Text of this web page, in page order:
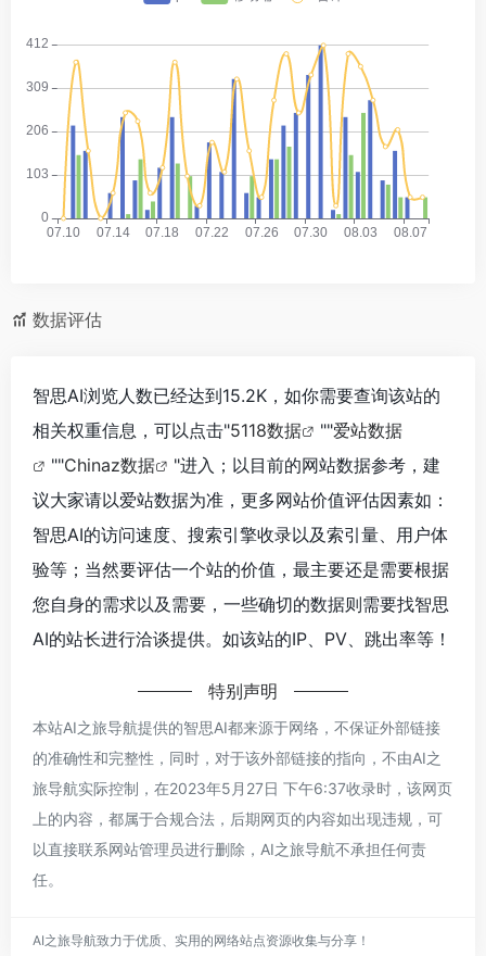
数据评估
智思AI浏览人数已经达到15.2K，如你需要查询该站的
相关权重信息，可以点击"5118数据 ""爱站数据
""Chinaz数据
"进入；以目前的网站数据参考，建
议大家请以爱站数据为准，更多网站价值评估因素如：
智思AI的访问速度、搜索引擎收录以及索引量、用户体
验等；当然要评估一个站的价值，最主要还是需要根据
您自身的需求以及需要，一些确切的数据则需要找智思
AI的站长进行洽谈提供。如该站的IP、PV、跳出率等！
特别声明
本站AI之旅导航提供的智思AI都来源于网络，不保证外部链接
的准确性和完整性，同时，对于该外部链接的指向，不由AI之
旅导航实际控制，在2023年5月27日 下午6:37收录时，该网页
上的内容，都属于合规合法，后期网页的内容如出现违规，可
以直接联系网站管理员进行删除，AI之旅导航不承担任何责
任。
AI之旅导航致力于优质、实用的网络站点资源收集与分享！